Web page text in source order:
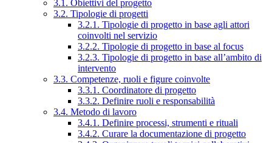
3.1. Obiettivi del progetto
3.2. Tipologie di progetti
3.2.1. Tipologie di progetto in base agli attori
coinvolti nel servizio
3.2.2. Tipologie di progetto in base al focus
3.2.3. Tipologie di progetto in base all’ambito di
intervento
3.3. Competenze, ruoli e figure coinvolte
3.3.1. Coordinatore di progetto
3.3.2. Definire ruoli e responsabilità
3.4. Metodo di lavoro
3.4.1. Definire processi, strumenti e rituali
3.4.2. Curare la documentazione di progetto